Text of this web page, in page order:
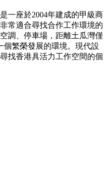
一座於2004年建成的甲級商
常適合尋找合作工作環境的
調、停車場，距離土瓜灣僅
個繁榮發展的環境。現代設
找香港具活力工作空間的個